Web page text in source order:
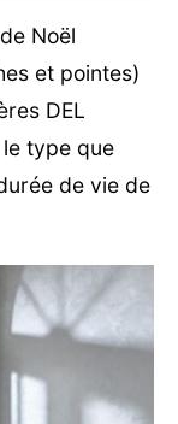
Noël
et pointes)
DEL
type que
de vie de